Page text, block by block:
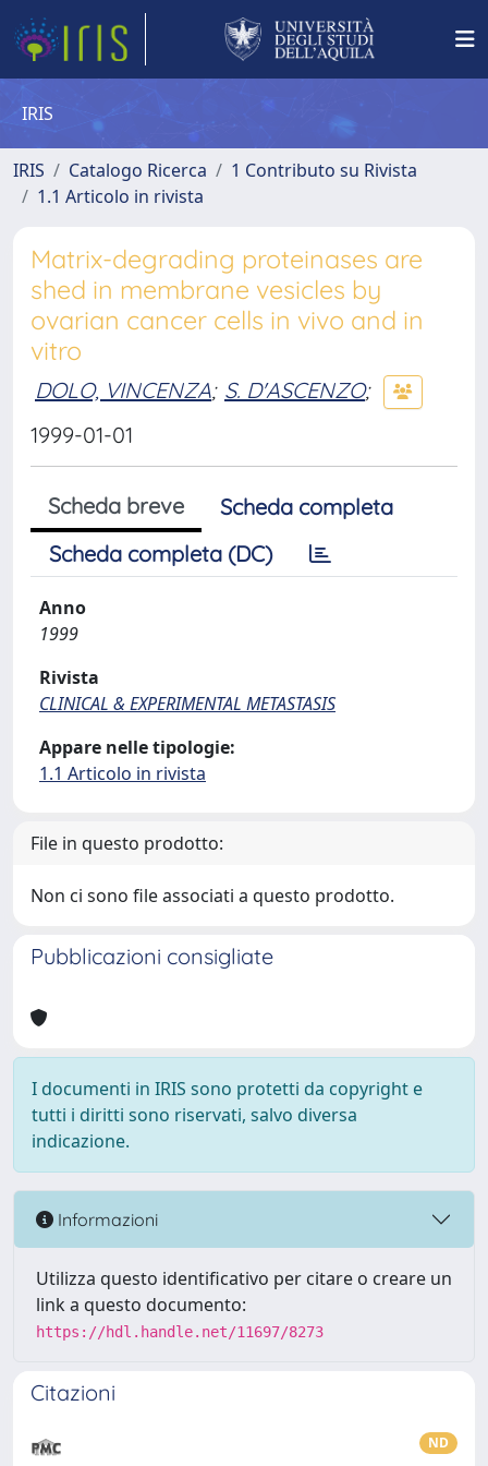
IRIS
IRIS Catalogo Ricerca
1 Contributo su Rivista
1.1 Articolo in rivista
Matrix-degrading proteinases are
shed in membrane vesicles by
ovarian cancer cells in vivo and in
vitro
DOLO, VINCENZA; S. D'ASCENZO;
1999-01-01
Scheda breve
Scheda completa
Scheda completa (DC)
Anno
1999
Rivista
CLINICAL & EXPERIMENTAL METASTASIS
Appare nelle tipologie:
1.1 Articolo in rivista
File in questo prodotto:
Non ci sono file associati a questo prodotto.
Pubblicazioni consigliate
I documenti in IRIS sono protetti da copyright e
tutti i diritti sono riservati, salvo diversa
indicazione.
Informazioni
Utilizza questo identificativo per citare o creare un
link a questo documento:
https://hdl.handle.net/11697/8273
Citazioni
ND